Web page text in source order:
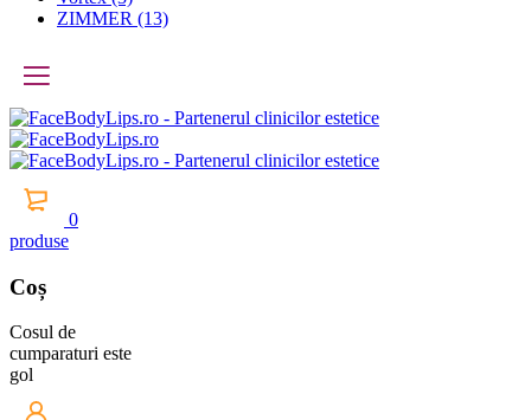
ZIMMER (13)
0
produse
Coș
Cosul de
cumparaturi este
gol